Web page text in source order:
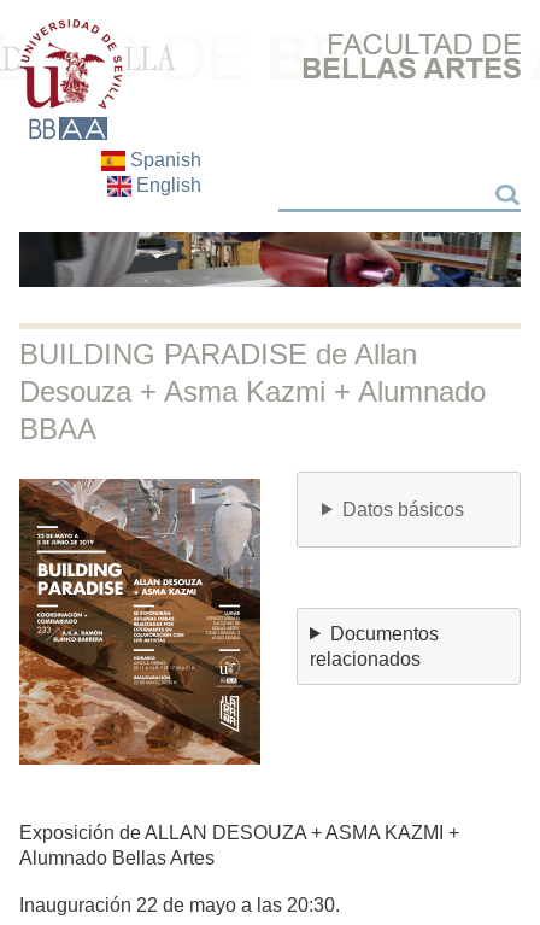
Spanish
English
Search
BUILDING PARADISE de Allan
Desouza + Asma Kazmi + Alumnado
BBAA
Datos básicos
Documentos
relacionados
Exposición de ALLAN DESOUZA + ASMA KAZMI +
Alumnado Bellas Artes
Inauguración 22 de mayo a las 20:30.